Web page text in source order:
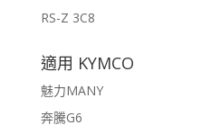
RS-Z 3C8
適用 KYMCO
魅力MANY
奔騰G6